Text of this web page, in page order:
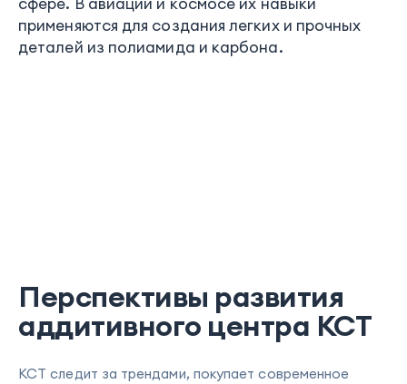
применяются для создания легких и прочных
деталей из полиамида и карбона.
Перспективы развития
аддитивного центра КСТ
КСТ следит за трендами, покупает современное